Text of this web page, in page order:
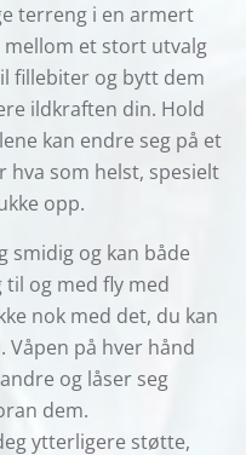
terreng i en armert
mellom et stort utvalg
fillebiter og bytt dem
ildkraften din. Hold
kan endre seg på et
hva som helst, spesielt
opp.
smidig og kan både
til og med fly med
nok med det, du kan
Våpen på hver hånd
og låser seg
dem.
ytterligere støtte,